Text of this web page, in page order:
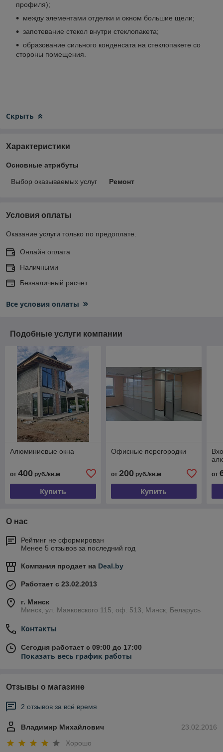
профиля);
между элементами отделки и окном большие щели;
запотевание стекол внутри стеклопакета;
образование сильного конденсата на стеклопакете со
стороны помещения.
Скрыть
Характеристики
Основные атрибуты
Выбор оказываемых услуг Ремонт
Условия оплаты
Оказание услуги только по предоплате.
Онлайн оплата
Наличными
Безналичный расчет
Все условия оплаты
Подобные услуги компании
Алюминиевые окна
от 400 руб./кв.м
Купить
Офисные перегородки
от 200руб./кв.м
Купить
от
О нас
Рейтинг не сформирован
Менее 5 отзывов за последний год
Компания продает на Deal.by
Работает с 23.02.2013
г. Минск
Минск, ул. Маяковского 115, оф. 513, Минск, Беларусь
Контакты
Сегодня работает с 09:00 до 17:00
Показать весь график работы
Отзывы о магазине
2 отзывов за всё время
23.02.2016
Владимир Михайлович
Хорошо